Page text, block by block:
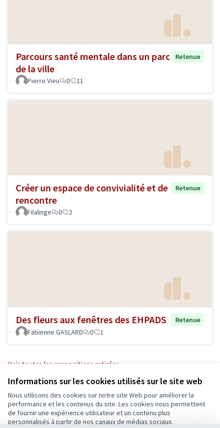
Informations sur les cookies utilisés sur le site web
Nous utilisons des cookies sur notre site Web pour améliorer la
performance et les contenus du site. Les cookies nous permettent
de fournir une expérience utilisateur et un contenu plus
personnalisés à partir de nos canaux de médias sociaux.
Parcours santé mentale dans un parc
de la ville
Retenue
Pierre Vieu 0 11
Créer un espace de convivialité et de
rencontre
Retenue
Filalinge 0 2
Des fleurs aux fenêtres des EHPADS
Retenue
Fabienne GASLARD
0 1
Voir toutes les propositions retirées
Conditions d'utilisation
Paramètres des cookies
Ecrivons Angers sur X
Ecrivons Angers sur Facebook